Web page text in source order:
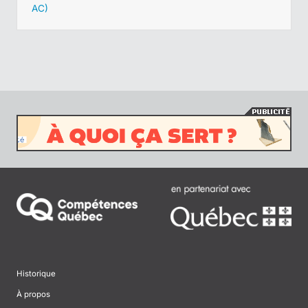
AC)
Historique
À propos